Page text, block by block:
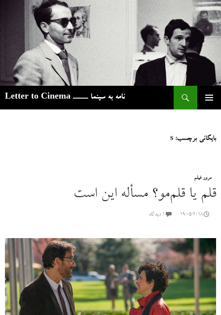
نامه به سینما ـــــ Letter to Cinema
بایگانی برچسب: s
مرور فیلم
قلم یا قلم‌مو؟ مسأله این است
19/05/2018 ۱ دیدگاه